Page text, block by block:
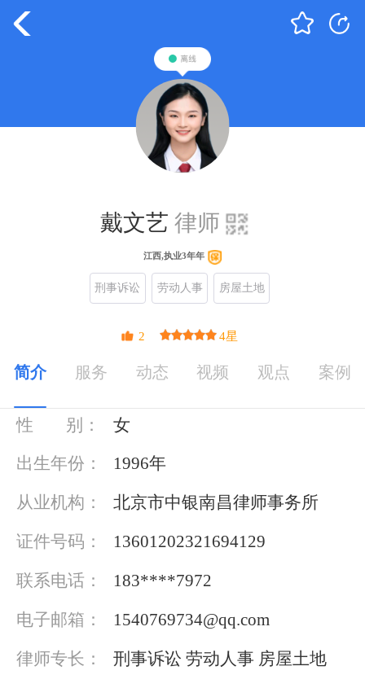
戴文艺 律师
江西,执业3年年
刑事诉讼 劳动人事 房屋土地
2 4星
简介 服务 动态 视频 观点 案例
基本信息
性 别：
女
出生年份：
1996年
从业机构：
北京市中银南昌律师事务所
证件号码：
13601202321694129
联系电话：
183****7972
电子邮箱：
1540769734@qq.com
律师专长：
刑事诉讼 劳动人事 房屋土地